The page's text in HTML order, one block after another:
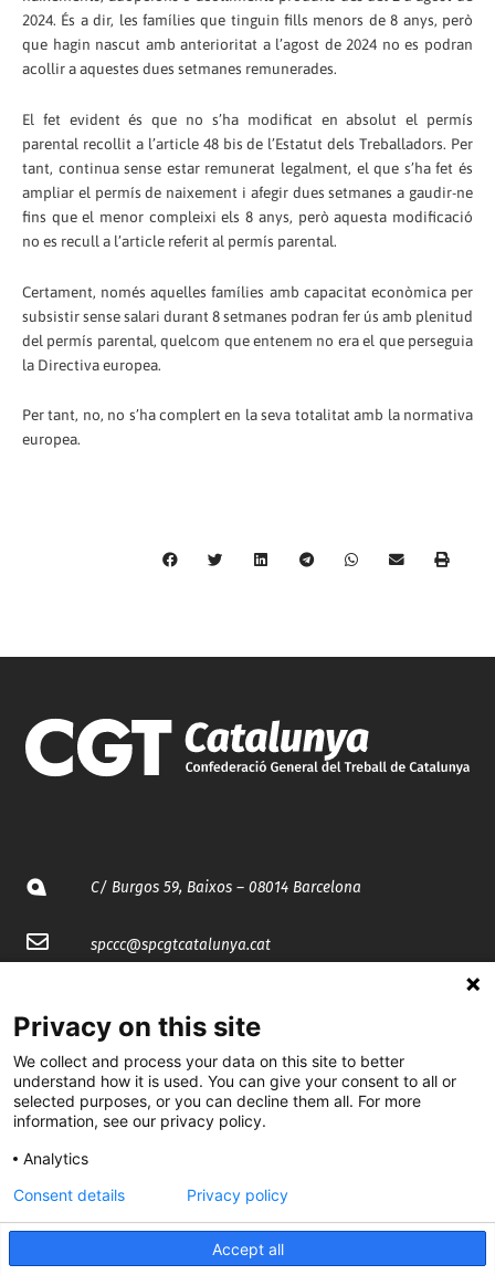
2024. És a dir, les famílies que tinguin fills menors de 8 anys, però
que hagin nascut amb anterioritat a l’agost de 2024 no es podran
acollir a aquestes dues setmanes remunerades.
El fet evident és que no s’ha modificat en absolut el permís
parental recollit a l’article 48 bis de l’Estatut dels Treballadors. Per
tant, continua sense estar remunerat legalment, el que s’ha fet és
ampliar el permís de naixement i afegir dues setmanes a gaudir-ne
fins que el menor compleixi els 8 anys, però aquesta modificació
no es recull a l’article referit al permís parental.
Certament, només aquelles famílies amb capacitat econòmica per
subsistir sense salari durant 8 setmanes podran fer ús amb plenitud
del permís parental, quelcom que entenem no era el que perseguia
la Directiva europea.
Per tant, no, no s’ha complert en la seva totalitat amb la normativa
europea.
C/ Burgos 59, Baixos – 08014 Barcelona
spccc@spcgtcatalunya.cat
@CGTCatalunya
cgtcatalunya
cgtcatalunya
Privacy on this site
We collect and process your data on this site to better
understand how it is used. You can give your consent to all or
selected purposes, or you can decline them all. For more
information, see our privacy policy.
Analytics
Accept all
Consent details Privacy policy